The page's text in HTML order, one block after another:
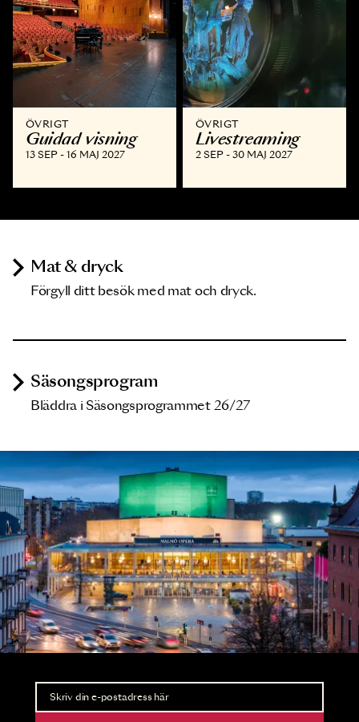
ÖVRIGT
Guidad visning
13 SEP - 16 MAJ 2027
ÖVRIGT
Livestreaming
2 SEP - 30 MAJ 2027
Mat & dryck
Förgyll ditt besök med mat och dryck.
Säsongsprogram
Bläddra i Säsongsprogrammet 26/27
Nyhetsbrev
Ta del av förhandsinformation och biljettsläpp.